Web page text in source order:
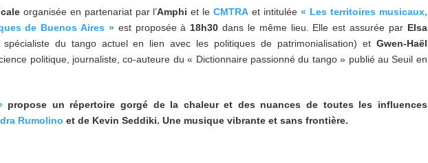
organisée en partenariat par l’Amphi et leCMTRA et intitulée « Les territoires musicaux,
de Buenos Aires »est proposée à 18h30 dans le même lieu. Elle est assurée par Elsa
spécialiste du tango actuel en lien avec les politiques de patrimonialisation) et Gwen-Haël
politique, journaliste, co-auteure du « Dictionnaire passionné du tango » publié au Seuil en
propose un répertoire gorgé de la chaleur et des nuances de toutes les influences
Rumolino et de Kevin Seddiki. Une musique vibrante et sans frontière.